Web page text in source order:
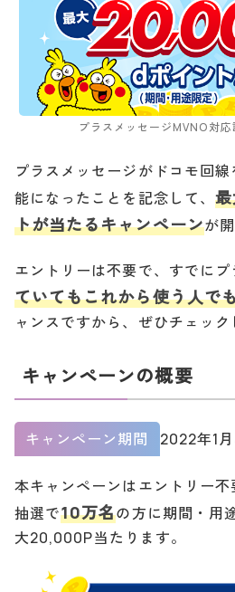
プラスメッセージMVNO対
プラスメッセージがドコモ回
能になったことを記念して、
トが当たるキャンペーンが
エントリーは不要で、すでに
ていてもこれから使う人で
ャンスですから、ぜひチェック
キャンペーンの概要
キャンペーン期間 2022年1
本キャンペーンはエントリー
抽選で10万名の方に期間・用
大20,000P当たります。